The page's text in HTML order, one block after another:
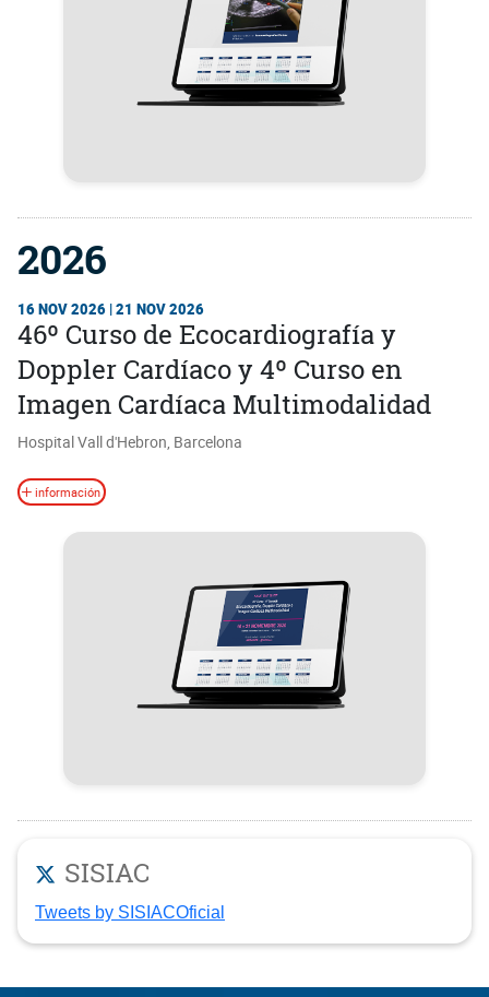
2026
16 NOV 2026 | 21 NOV 2026
46º Curso de Ecocardiografía y
Doppler Cardíaco y 4º Curso en
Imagen Cardíaca Multimodalidad
Hospital Vall d'Hebron, Barcelona
información
SISIAC
Tweets by SISIACOficial